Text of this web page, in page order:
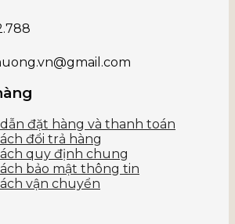
đặt hàng và thanh toán
đổi trả hàng
quy định chung
bảo mật thông tin
vận chuyển